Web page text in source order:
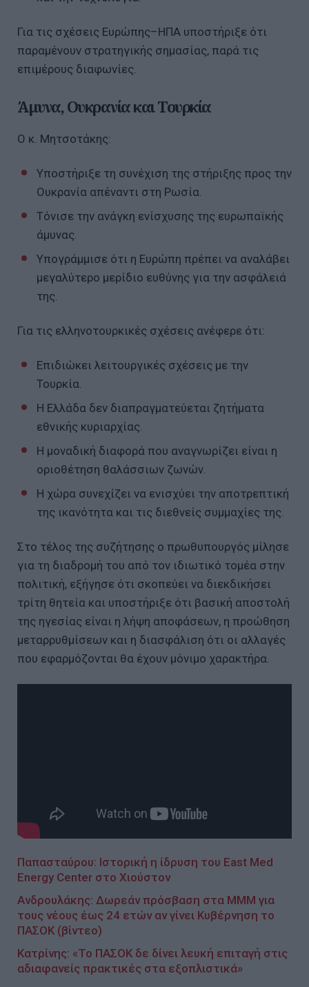
Για τις σχέσεις Ευρώπης–ΗΠΑ υποστήριξε ότι
παραμένουν στρατηγικής σημασίας, παρά τις
επιμέρους διαφωνίες.
Άμυνα, Ουκρανία και Τουρκία
Ο κ. Μητσοτάκης:
Υποστήριξε τη συνέχιση της στήριξης προς την
Ουκρανία απέναντι στη Ρωσία.
Τόνισε την ανάγκη ενίσχυσης της ευρωπαϊκής
άμυνας.
Υπογράμμισε ότι η Ευρώπη πρέπει να αναλάβει
μεγαλύτερο μερίδιο ευθύνης για την ασφάλειά
της.
Για τις ελληνοτουρκικές σχέσεις ανέφερε ότι:
Επιδιώκει λειτουργικές σχέσεις με την
Τουρκία.
Η Ελλάδα δεν διαπραγματεύεται ζητήματα
εθνικής κυριαρχίας.
Η μοναδική διαφορά που αναγνωρίζει είναι η
οριοθέτηση θαλάσσιων ζωνών.
Η χώρα συνεχίζει να ενισχύει την αποτρεπτική
της ικανότητα και τις διεθνείς συμμαχίες της.
Στο τέλος της συζήτησης ο πρωθυπουργός μίλησε
για τη διαδρομή του από τον ιδιωτικό τομέα στην
πολιτική, εξήγησε ότι σκοπεύει να διεκδικήσει
τρίτη θητεία και υποστήριξε ότι βασική αποστολή
της ηγεσίας είναι η λήψη αποφάσεων, η προώθηση
μεταρρυθμίσεων και η διασφάλιση ότι οι αλλαγές
που εφαρμόζονται θα έχουν μόνιμο χαρακτήρα.
Παπασταύρου: Ιστορική η ίδρυση του East Med
Energy Center στο Χιούστον
Ανδρουλάκης: Δωρεάν πρόσβαση στα ΜΜΜ για
τους νέους έως 24 ετών αν γίνει Κυβέρνηση το
ΠΑΣΟΚ (βίντεο)
Κατρίνης: «Το ΠΑΣΟΚ δε δίνει λευκή επιταγή στις
αδιαφανείς πρακτικές στα εξοπλιστικά»